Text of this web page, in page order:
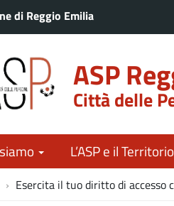
di Reggio Emilia
ASP
Città delle
L’ASP e il Territorio
Esercita il tuo diritto di accesso